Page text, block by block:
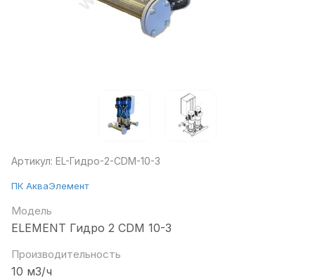
Артикул: EL-Гидро-2-CDM-10-3
ПК АкваЭлемент
Модель
ELEMENT Гидро 2 CDM 10-3
Производительность
10 м3/ч